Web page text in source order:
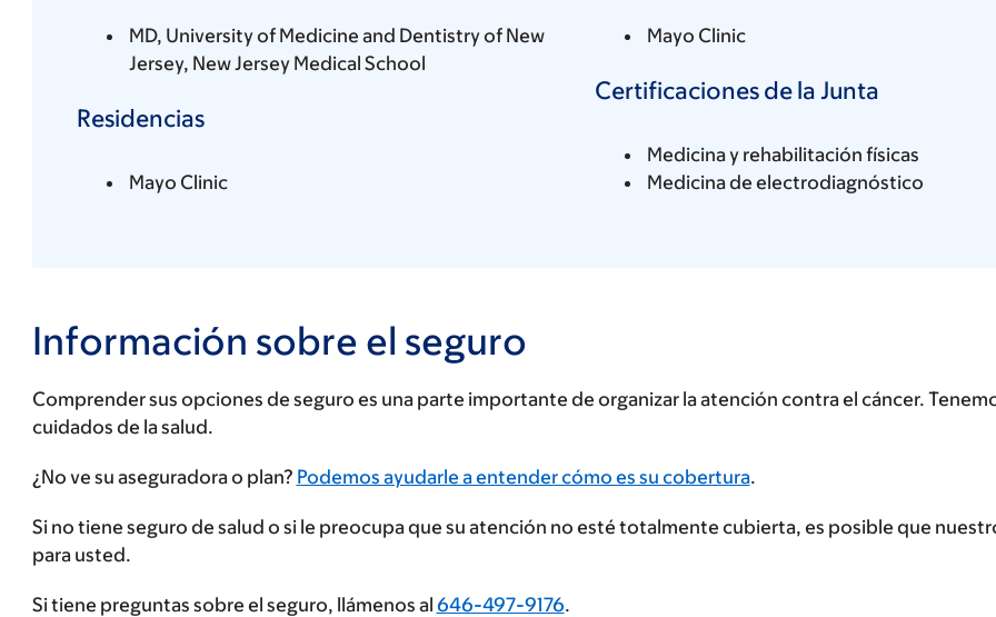
MD, University of Medicine and Dentistry of New
Jersey, New Jersey Medical School
Residencias
Mayo Clinic
Mayo Clinic
Certificaciones de la Junta
Medicina y rehabilitación físicas
Medicina de electrodiagnóstico
Información sobre el seguro
Comprender sus opciones de seguro es una parte importante de organizar la atención contra el cáncer.
cuidados de la salud.
Ingrese
proveedor
de
¿No ve su aseguradora o plan? Podemos ayudarle a entender cómo es su cobertura.
Si no tiene seguro de salud o si le preocupa que su atención no esté totalmente cubierta, es posible que
para usted.
Si tiene preguntas sobre el seguro, llámenos al 646-497-9176.